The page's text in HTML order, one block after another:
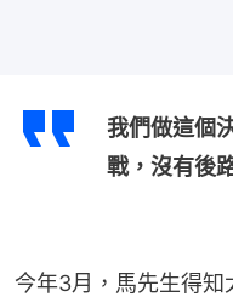
我們做這個
戰，沒有後
今年3月，馬先生得